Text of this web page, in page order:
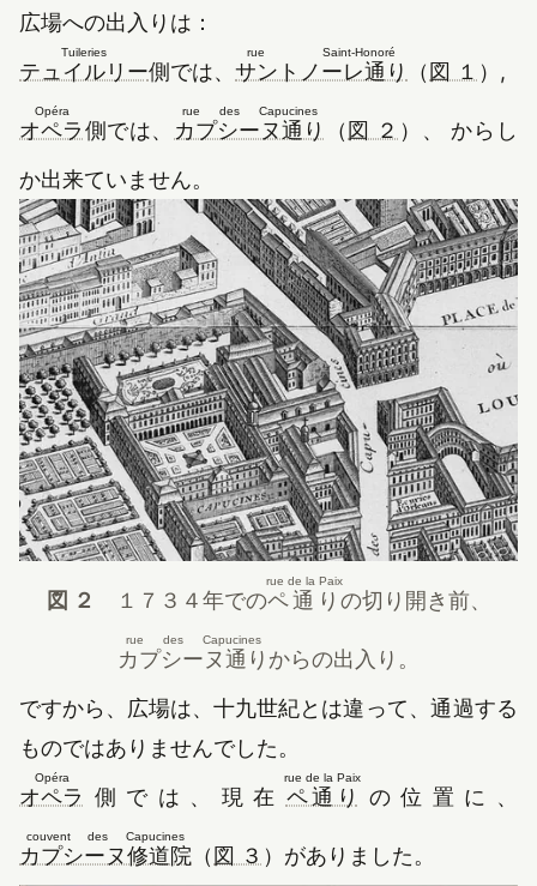
広場への出入りは：
テュイルリー
Tuileries （新しいタブで開きます）
側では、 サントノーレ通り
rue Saint-Honoré （新しいタ
（ 図 １ ）,
オペラ
Opéra （新しいタブで開きます）
側では、 カプシーヌ通り
rue des Capucines （新しいタブで開き
（ 図 ２ ）、 からし
か出来ていません。
図 ２ １７３４年でのペ通り
rue de la Paix
の切り開き前、
カプシーヌ通り
rue des Capucines
からの出入り。
ですから、広場は、 十九世紀とは違って、通過する
ものではありませんでした。
オペラ
Opéra （新しいタブで開きます）
側では、現在 ペ通り
rue de la Paix（新しいタブで開
の位置に、
カプシーヌ修道院
couvent des Capucines （新しいタブで開きます）
（ 図 ３ ）がありました。